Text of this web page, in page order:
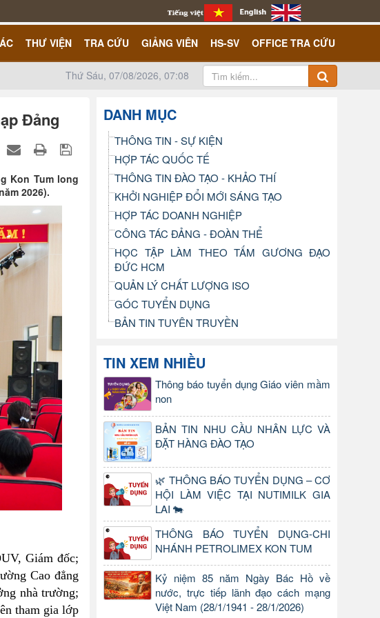
THƯ VIỆN TRA CỨU GIẢNG VIÊN HS-SV OFFICE TRA CỨU
Thứ Sáu, 07/08/2026, 07:08
Đảng
Kon Tum long
2026).
Giám đốc;
Cao đẳng
nhà trường;
tham gia lớp
DANH MỤC
THÔNG TIN - SỰ KIỆN
HỢP TÁC QUỐC TẾ
THÔNG TIN ĐÀO TẠO - KHẢO THÍ
KHỞI NGHIỆP ĐỔI MỚI SÁNG TẠO
HỢP TÁC DOANH NGHIỆP
CÔNG TÁC ĐẢNG - ĐOÀN THỂ
HỌC TẬP LÀM THEO TẤM GƯƠNG ĐẠO
ĐỨC HCM
QUẢN LÝ CHẤT LƯỢNG ISO
GÓC TUYỂN DỤNG
BẢN TIN TUYÊN TRUYỀN
TIN XEM NHIỀU
Thông báo tuyển dụng Giáo viên mầm
non
BẢN TIN NHU CẦU NHÂN LỰC VÀ
ĐẶT HÀNG ĐÀO TẠO
🌿 THÔNG BÁO TUYỂN DỤNG – CƠ
HỘI LÀM VIỆC TẠI NUTIMILK GIA
LAI 🐄
THÔNG BÁO TUYỂN DỤNG-CHI
NHÁNH PETROLIMEX KON TUM
Kỷ niệm 85 năm Ngày Bác Hồ về
nước, trực tiếp lãnh đạo cách mạng
Việt Nam (28/1/1941 - 28/1/2026)